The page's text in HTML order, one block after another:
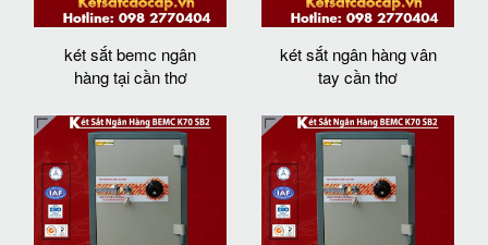
két sắt bemc ngân
hàng tại cần thơ
két sắt ngân hàng vân
tay cần thơ